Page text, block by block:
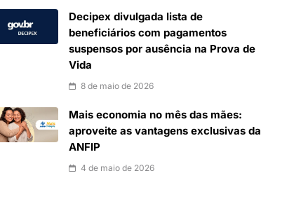
Decipex divulgada lista de
beneficiários com pagamentos
suspensos por ausência na Prova de
Vida
8 de maio de 2026
Mais economia no mês das mães:
aproveite as vantagens exclusivas da
ANFIP
4 de maio de 2026